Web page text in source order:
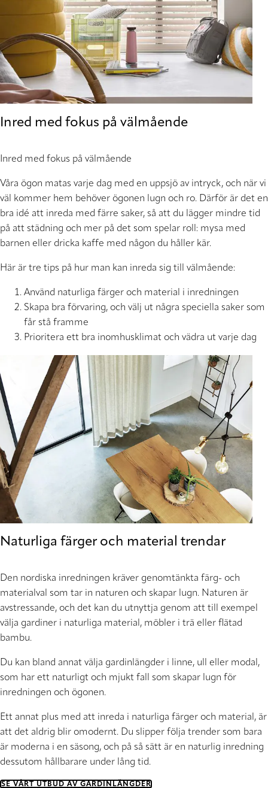
Inred med fokus på välmående
Inred med fokus på välmående
Våra ögon matas varje dag med en uppsjö av intryck, och när vi
väl kommer hem behöver ögonen lugn och ro. Därför är det en
bra idé att inreda med färre saker, så att du lägger mindre tid
på att städning och mer på det som spelar roll: mysa med
barnen eller dricka kaffe med någon du håller kär.
Här är tre tips på hur man kan inreda sig till välmående:
Använd naturliga färger och material i inredningen
Skapa bra förvaring, och välj ut några speciella saker som
får stå framme
Prioritera ett bra inomhusklimat och vädra ut varje dag
Naturliga färger och material trendar
Den nordiska inredningen kräver genomtänkta färg- och
materialval som tar in naturen och skapar lugn. Naturen är
avstressande, och det kan du utnyttja genom att till exempel
välja gardiner i naturliga material, möbler i trä eller flätad
bambu.
Du kan bland annat välja gardinlängder i linne, ull eller modal,
som har ett naturligt och mjukt fall som skapar lugn för
inredningen och ögonen.
Ett annat plus med att inreda i naturliga färger och material, är
att det aldrig blir omodernt. Du slipper följa trender som bara
är moderna i en säsong, och på så sätt är en naturlig inredning
dessutom hållbarare under lång tid.
SE VÅRT UTBUD AV GARDINLÄNGDER